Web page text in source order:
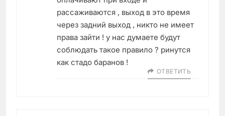
рассаживаются , выход в это время
через задний выход , никто не имеет
права зайти ! у нас думаете будут
соблюдать такое правило ? ринутся
как стадо баранов !
ОТВЕТИТЬ